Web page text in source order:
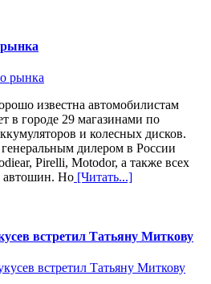
известна автомобилистам
в городе 29 магазинами по
и колесных дисков.
дилером в России
Pirelli, Motodor, а также всех
автошин. Но [Читать...]
встретил Татьяну Миткову